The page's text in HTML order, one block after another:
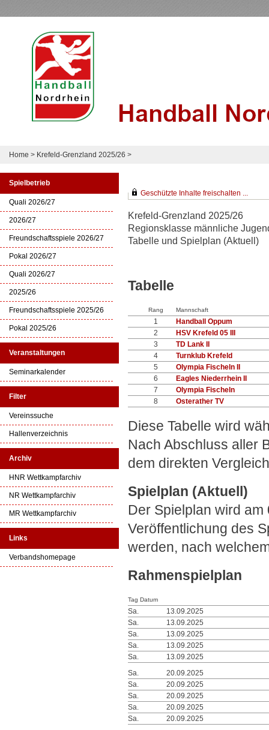
Home > Krefeld-Grenzland 2025/26 >
Spielbetrieb
Quali 2026/27
2026/27
Freundschaftsspiele 2026/27
Pokal 2026/27
Quali 2026/27
2025/26
Freundschaftsspiele 2025/26
Pokal 2025/26
Veranstaltungen
Seminarkalender
Filter
Vereinssuche
Hallenverzeichnis
Archiv
HNR Wettkampfarchiv
NR Wettkampfarchiv
MR Wettkampfarchiv
Links
Verbandshomepage
Geschützte Inhalte freischalten ...
Krefeld-Grenzland 2025/26
Regionsklasse männliche
Tabelle und Spielplan (Aktuell)
Tabelle
Rang Mannschaft
1
Handball Oppum
2
HSV Krefeld 05 III
3
TD Lank II
4
Turnklub Krefeld
5
Olympia Fischeln II
6
Eagles Niederrhein II
7
Olympia Fischeln
8
Osterather TV
Diese Tabelle wird
Nach Abschluss aller
dem direkten
Spielplan (Aktuell)
Der Spielplan wird
Veröffentlichung des
werden, nach
Rahmenspielplan
Tag Datum
Sa.
13.09.2025
Sa.
13.09.2025
Sa.
13.09.2025
Sa.
13.09.2025
Sa.
13.09.2025
Sa.
20.09.2025
Sa.
20.09.2025
Sa.
20.09.2025
Sa.
20.09.2025
Sa.
20.09.2025